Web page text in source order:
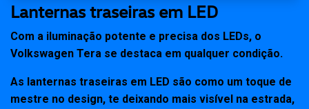
Lanternas traseiras em LED
Com a iluminação potente e precisa dos LEDs, o
Volkswagen Tera se destaca em qualquer condição.
As lanternas traseiras em LED são como um toque de
mestre no design, te deixando mais visível na estrada,